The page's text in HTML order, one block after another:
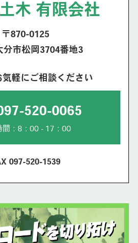
木 有限会社
〒870-0125
分市松岡3704番地3
気軽にご相談ください
520-0065
間：8：00 - 17：00
097-520-1539